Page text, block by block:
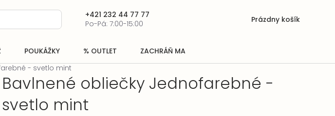
+421 232 44 77 77
Po-Pá: 7:00-15:00
Nákupný
Prázdny košík
POUKÁŽKY % OUTLET ZACHRÁŇ MA
- svetlo mint
Bavlnené obliečky Jednofarebné -
svetlo mint